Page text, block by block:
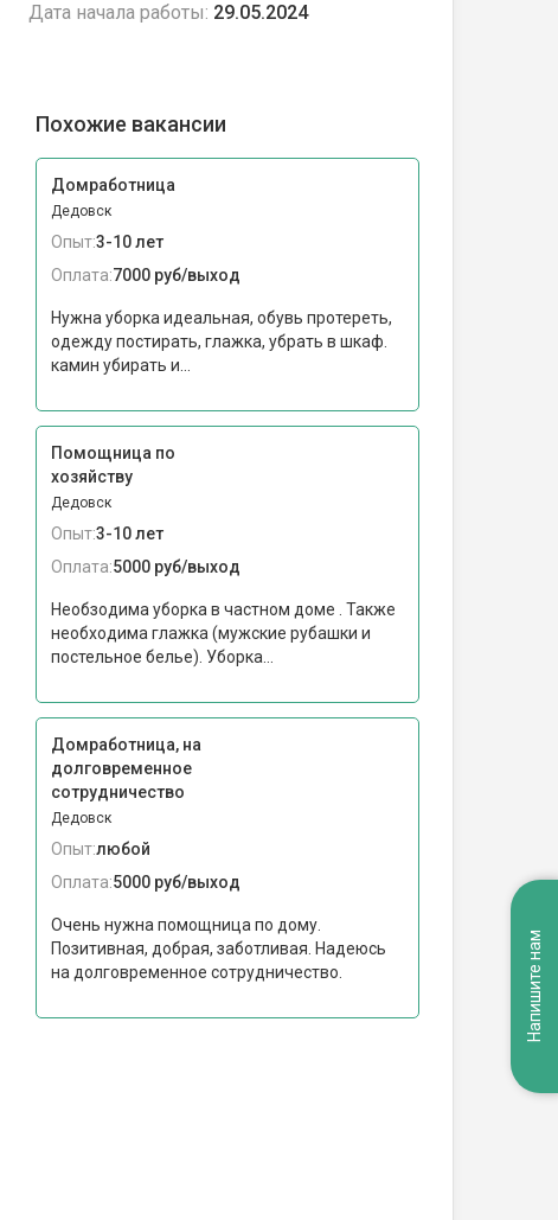
Дата начала работы: 29.05.2024
Похожие вакансии
Домработница
Дедовск
Опыт:3-10 лет
Оплата:7000 руб/выход
Нужна уборка идеальная, обувь протереть,
одежду постирать, глажка, убрать в шкаф.
камин убирать и...
Помощница по
хозяйству
Дедовск
Опыт:3-10 лет
Оплата:5000 руб/выход
Необзодима уборка в частном доме . Также
необходима глажка (мужские рубашки и
постельное белье). Уборка...
Домработница, на
долговременное
сотрудничество
Дедовск
Опыт:любой
Оплата:5000 руб/выход
Очень нужна помощница по дому.
Позитивная, добрая, заботливая. Надеюсь
на долговременное сотрудничество.
Напишите нам